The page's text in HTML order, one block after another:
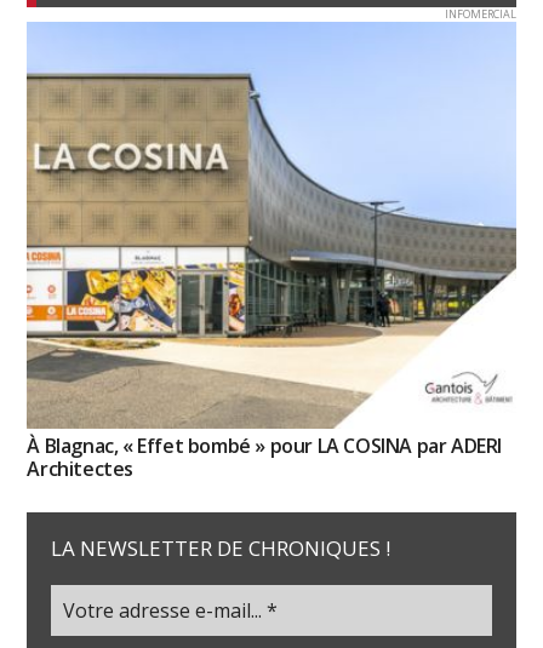
INFOMERCIAL
À Blagnac, « Effet bombé » pour LA COSINA par ADERI
Architectes
LA NEWSLETTER DE CHRONIQUES !